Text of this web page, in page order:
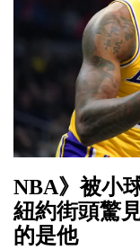
NBA》被小
紐約街頭驚
的是他